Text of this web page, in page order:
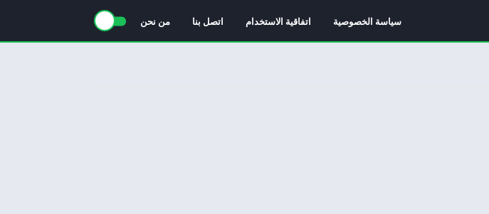
سياسة الخصوصية اتفاقية الاستخدام اتصل بنا من نحن